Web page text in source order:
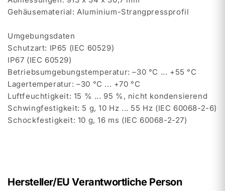
Gehäusematerial: Aluminium-Strangpressprofil
Umgebungsdaten
Schutzart: IP65 (IEC 60529)
IP67 (IEC 60529)
Betriebsumgebungstemperatur: –30 °C ... +55 °C
Lagertemperatur: –30 °C ... +70 °C
Luftfeuchtigkeit: 15 % ... 95 %, nicht kondensierend
Schwingfestigkeit: 5 g, 10 Hz ... 55 Hz (IEC 60068-2-6)
Schockfestigkeit: 10 g, 16 ms (IEC 60068-2-27)
Hersteller/EU Verantwortliche Person